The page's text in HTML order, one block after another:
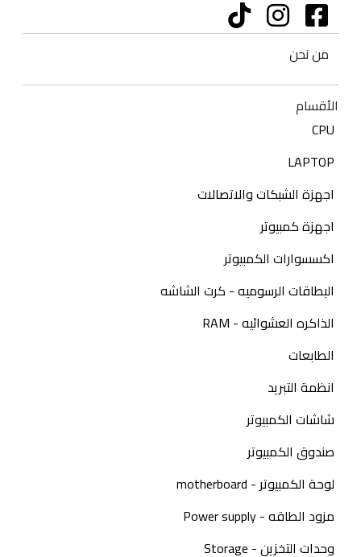
من نحن
الأقسام
CPU
LAPTOP
اجهزة الشبكات والاتصالات
اجهزة كمبيوتر
اكسسوارات الكمبيوتر
البطاقات الرسوميه - كرت الشاشه
الذاكره العشوائيه - RAM
الطابعات
انظمة التبريد
شاشات الكمبيوتر
صندوق الكمبيوتر
لوحة الكمبيوتر - motherboard
مزود الطاقه - Power supply
وحدات التخزين - Storage